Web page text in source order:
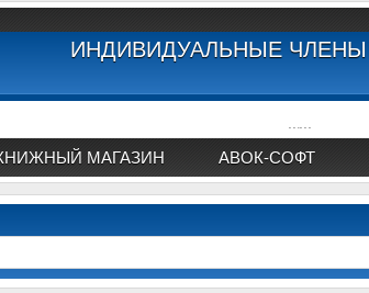
ИНДИВИДУАЛЬНЫЕ ЧЛЕНЫ
МАГАЗИН АВОК-СОФТ